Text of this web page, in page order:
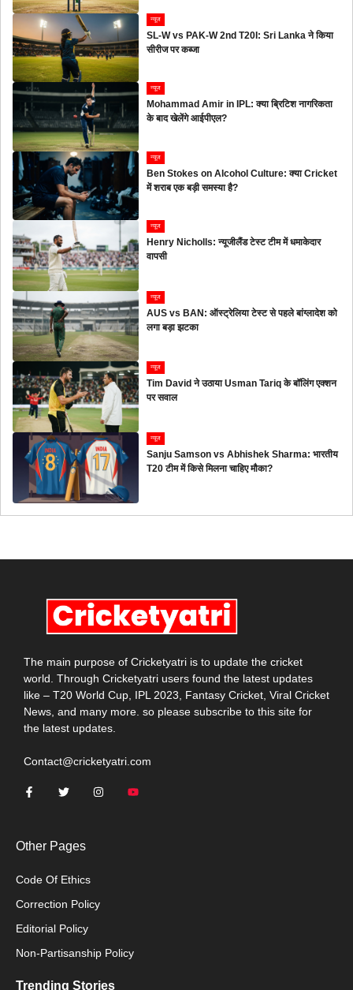
न्यूज
SL-W vs PAK-W 2nd T20I: Sri Lanka ने किया
सीरीज पर कब्जा
न्यूज
Mohammad Amir in IPL: क्या ब्रिटिश नागरिकता
के बाद खेलेंगे आईपीएल?
न्यूज
Ben Stokes on Alcohol Culture: क्या Cricket
में शराब एक बड़ी समस्या है?
न्यूज
Henry Nicholls: न्यूजीलैंड टेस्ट टीम में धमाकेदार
वापसी
न्यूज
AUS vs BAN: ऑस्ट्रेलिया टेस्ट से पहले बांग्लादेश को
लगा बड़ा झटका
न्यूज
Tim David ने उठाया Usman Tariq के बॉलिंग एक्शन
पर सवाल
न्यूज
Sanju Samson vs Abhishek Sharma: भारतीय
T20 टीम में किसे मिलना चाहिए मौका?
The main purpose of Cricketyatri is to update the cricket
world. Through Cricketyatri users found the latest updates
like – T20 World Cup, IPL 2023, Fantasy Cricket, Viral Cricket
News, and many more. so please subscribe to this site for
the latest updates.
Contact@cricketyatri.com
Other Pages
Code Of Ethics
Correction Policy
Editorial Policy
Non-Partisanship Policy
Trending Stories